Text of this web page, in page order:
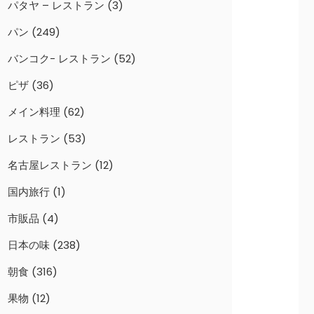
パタヤ – レストラン (3)
パン (249)
バンコク- レストラン (52)
ピザ (36)
メイン料理 (62)
レストラン (53)
名古屋レストラン (12)
国内旅行 (1)
市販品 (4)
日本の味 (238)
朝食 (316)
果物 (12)